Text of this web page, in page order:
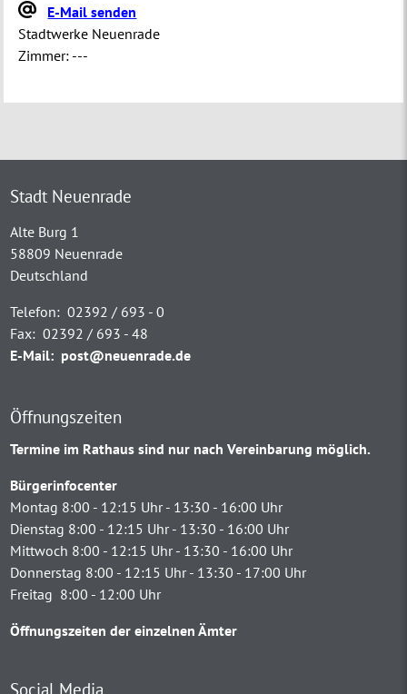
E-Mail senden
Stadtwerke Neuenrade
Zimmer: ---
Stadt Neuenrade
Alte Burg 1
58809 Neuenrade
Deutschland
Telefon: 02392 / 693 - 0
Fax: 02392 / 693 - 48
E-Mail: post@neuenrade.de
Öffnungszeiten
Termine im Rathaus sind nur nach Vereinbarung möglich.
Bürgerinfocenter
Montag 8:00 - 12:15 Uhr - 13:30 - 16:00 Uhr
Dienstag 8:00 - 12:15 Uhr - 13:30 - 16:00 Uhr
Mittwoch 8:00 - 12:15 Uhr - 13:30 - 16:00 Uhr
Donnerstag 8:00 - 12:15 Uhr - 13:30 - 17:00 Uhr
Freitag 8:00 - 12:00 Uhr
Öffnungszeiten der einzelnen Ämter
Social Media